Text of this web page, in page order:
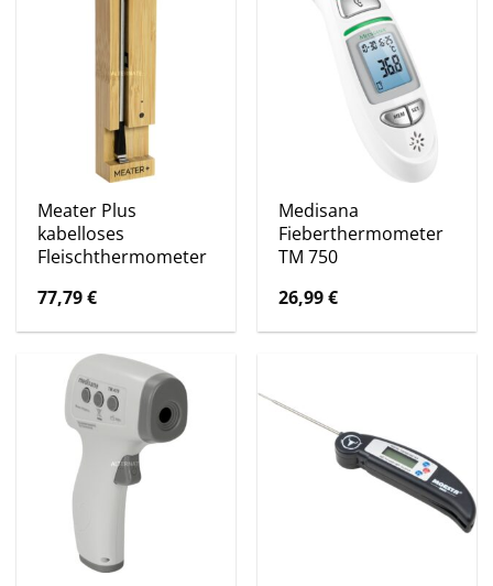
Meater Plus
kabelloses
Fleischthermometer
77,79€
Medisana
Fieberthermometer
TM 750
26,99€